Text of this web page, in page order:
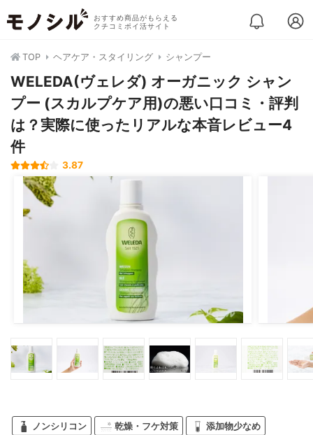
おすすめ商品がもらえる
クチコミポイ活サイト
TOP ヘアケア・スタイリング シャンプー
WELEDA(ヴェレダ) オーガニック シャン
プー (スカルプケア用)の悪い口コミ・評判
は？実際に使ったリアルな本音レビュー4
件
3.87
ノンシリコン 乾燥・フケ対策 添加物少なめ